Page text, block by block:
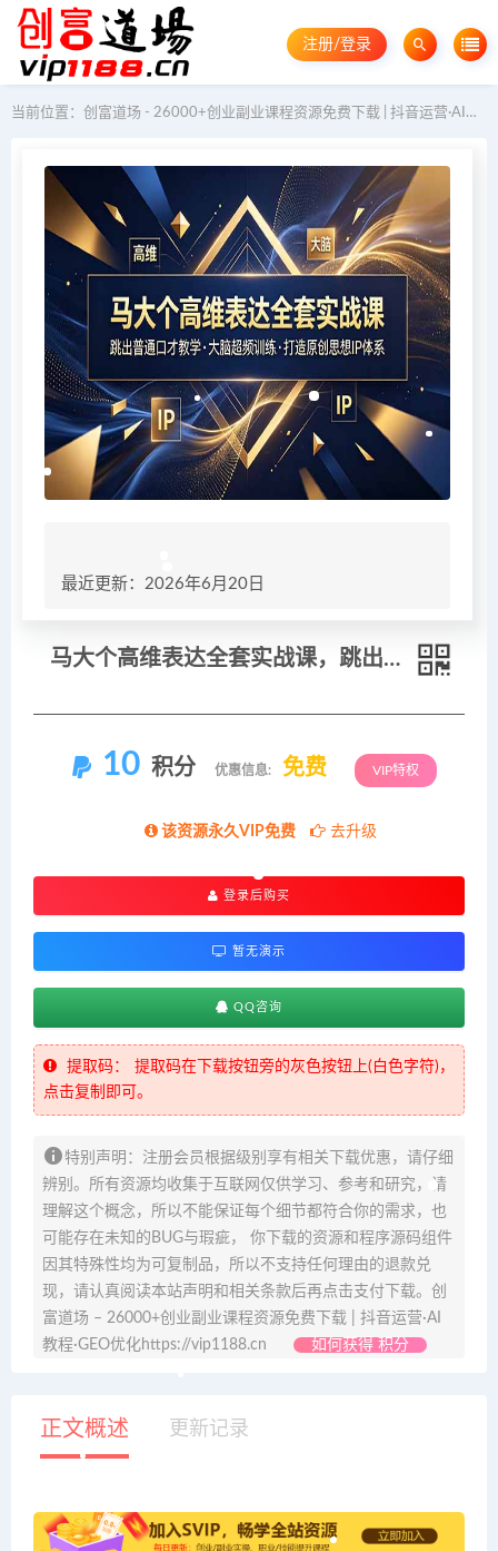
注册/登录
当前位置： 创富道场 - 26000+创业副业课程资源免费下载 | 抖音运营·AI教程·GEO优化
最近更新：2026年6月20日
马大个高维表达全套实战课，跳出普通口才教学，大脑超频训练打造原创思想IP体系
10 积分 优惠信息: 免费 VIP特权
该资源永久VIP免费 去升级
登录后购买
暂无演示
QQ咨询
提取码：
提取码在下载按钮旁的灰色按钮上(白色字符)，
点击复制即可。
特别声明：注册会员根据级别享有相关下载优惠，请仔细
辨别。所有资源均收集于互联网仅供学习、参考和研究，请
理解这个概念，所以不能保证每个细节都符合你的需求，也
可能存在未知的BUG与瑕疵， 你下载的资源和程序源码组件
因其特殊性均为可复制品，所以不支持任何理由的退款兑
现，请认真阅读本站声明和相关条款后再点击支付下载。创
富道场 – 26000+创业副业课程资源免费下载 | 抖音运营·AI
教程·GEO优化https://vip1188.cn
如何获得 积分
正文概述 更新记录